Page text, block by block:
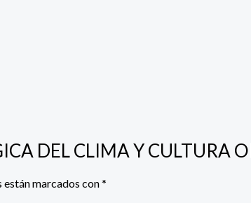
DEL CLIMA Y CULTURA
marcados con*